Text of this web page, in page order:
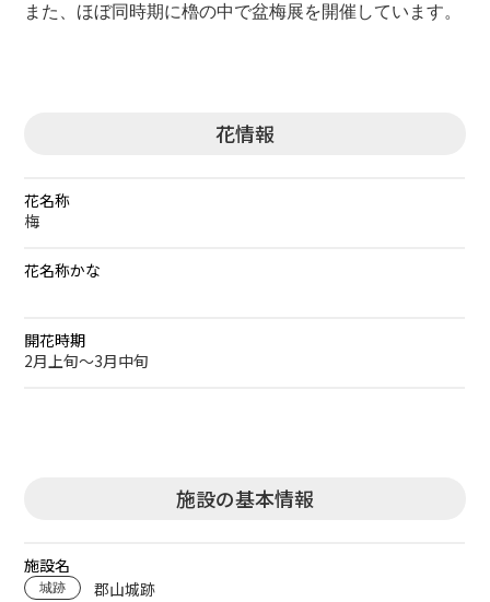
また、ほぼ同時期に櫓の中で盆梅展を開催しています。
花情報
花名称
梅
花名称かな
開花時期
2月上旬～3月中旬
施設の基本情報
施設名
城跡 郡山城跡